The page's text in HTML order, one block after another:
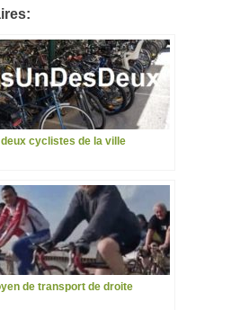
cyclistes de la ville
de transport de droite